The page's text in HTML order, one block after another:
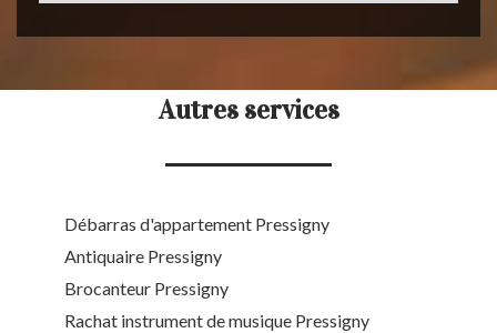
Autres services
Débarras d'appartement Pressigny
Antiquaire Pressigny
Brocanteur Pressigny
Rachat instrument de musique Pressigny